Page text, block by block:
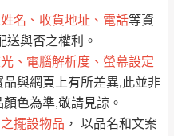
名、收貨地址、電話等資
送與否之權利。
、電腦解析度、螢幕設定
品與網頁上有所差異,此並非
色為準,敬請見諒。
擺設物品 ， 以品名和文案
用
偏遠地區
（請先線上詢問 LINE
→@dershin ）
復興鄉
前來電或到「官方
品是否有「現貨」與
，商家有權取消訂
原設計或客製，敬請
列
顯示附上圖片